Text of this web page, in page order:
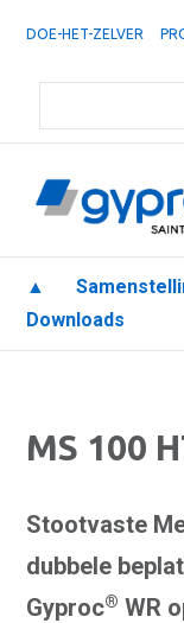
DOE-HET-ZELVER
▲
Downloads
MS 100
Stootvaste
dubbele
Gyproc® WR